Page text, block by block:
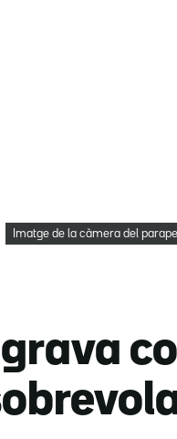
Imatge de la càmera del